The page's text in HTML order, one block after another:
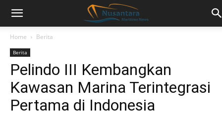
Home Berita
Berita
Pelindo III Kembangkan
Kawasan Marina Terintegrasi
Pertama di Indonesia